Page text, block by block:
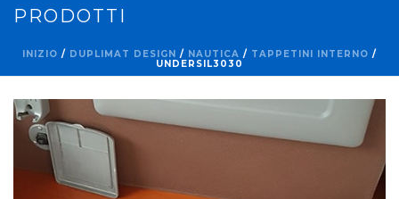
PRODOTTI
INIZIO / DUPLIMAT DESIGN / NAUTICA / TAPPETINI INTERNO /
UNDERSIL3030